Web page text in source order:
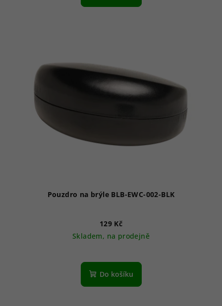
Pouzdro na brýle BLB-EWC-002-BLK
129 Kč
Skladem, na prodejně
Do košíku